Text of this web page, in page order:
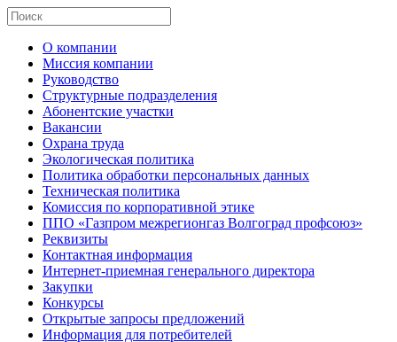
О компании
Миссия компании
Руководство
Структурные подразделения
Абонентские участки
Вакансии
Охрана труда
Экологическая политика
Политика обработки персональных данных
Техническая политика
Комиссия по корпоративной этике
ППО «Газпром межрегионгаз Волгоград профсоюз»
Реквизиты
Контактная информация
Интернет-приемная генерального директора
Закупки
Конкурсы
Открытые запросы предложений
Информация для потребителей